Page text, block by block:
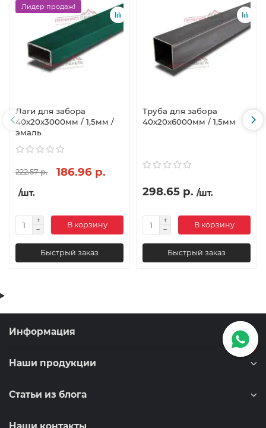
Лидер продаж!
Лаги для забора
40х20x3000мм / 1,5мм /
эмаль
222.57 р. 186.96 р.
/шт.
В корзину
Быстрый заказ
Труба для забора
40х20x6000мм / 1,5мм
298.65 р. /шт.
В корзину
Быстрый заказ
Информация
Наши продукции
Статьи из блога